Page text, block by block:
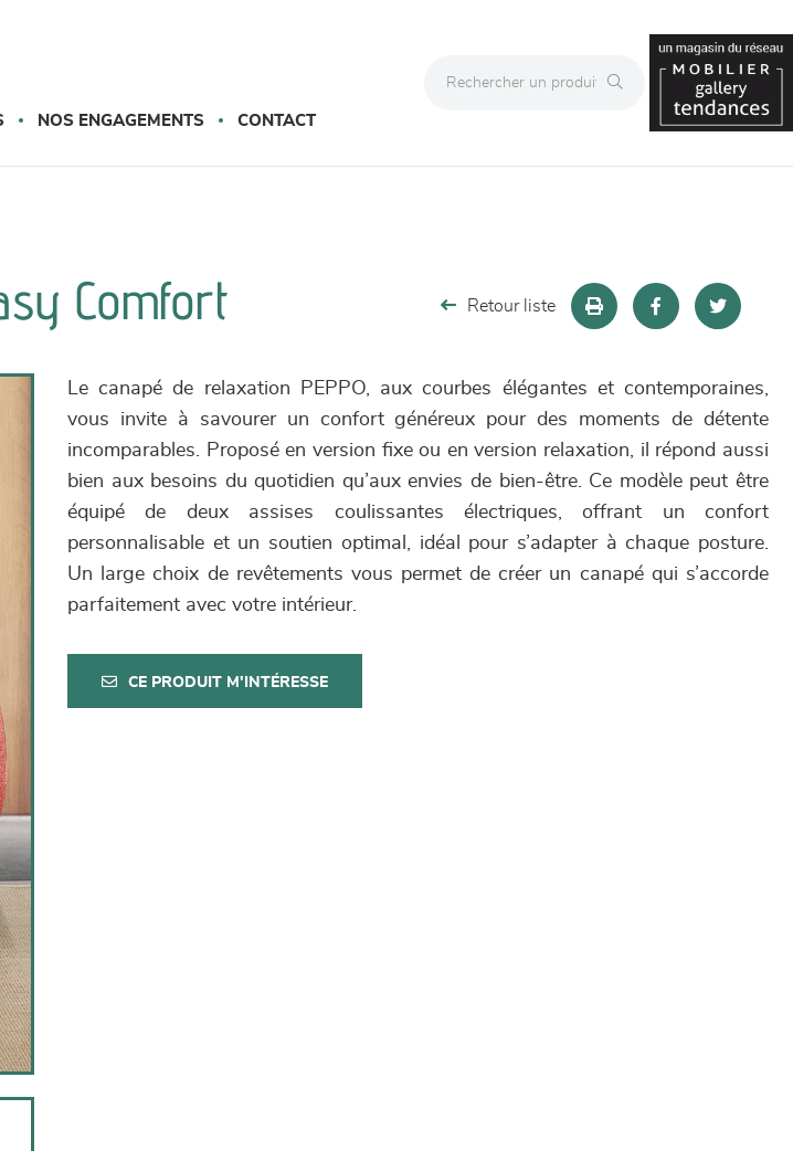
NOS ENGAGEMENTS CONTACT
Comfort Retour liste
Le canapé de relaxation PEPPO, aux courbes élégantes et contemporaines,
vous invite à savourer un confort généreux pour des moments de détente
incomparables. Proposé en version fixe ou en version relaxation, il répond aussi
bien aux besoins du quotidien qu’aux envies de bien-être. Ce modèle peut être
équipé de deux assises coulissantes électriques, offrant un confort
personnalisable et un soutien optimal, idéal pour s’adapter à chaque posture.
Un large choix de revêtements vous permet de créer un canapé qui s’accorde
parfaitement avec votre intérieur.
CE PRODUIT M'INTÉRESSE